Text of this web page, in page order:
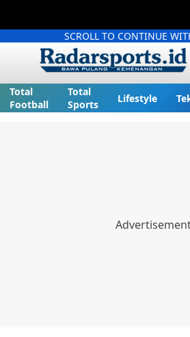
SCROLL TO CONTINUE
Total
Football
Total
Sports
Lifestyle